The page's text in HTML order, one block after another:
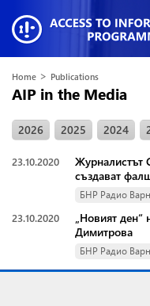
Home > Publications
AIP in the Media
2026 2025 2024
23.10.2020
Журналистът
създават
БНР Радио
23.10.2020
„Новият
Димитрова
БНР Радио